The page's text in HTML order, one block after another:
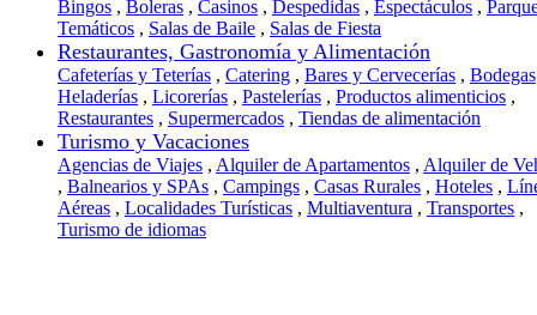
Bingos , Boleras , Casinos , Despedidas , Espectáculos ,
Temáticos , Salas de Baile , Salas de Fiesta
Restaurantes, Gastronomía y Alimentación
Cafeterías y Teterías , Catering , Bares y Cervecerías , Bodegas
Heladerías , Licorerías , Pastelerías , Productos alimenticios ,
Restaurantes , Supermercados , Tiendas de alimentación
Turismo y Vacaciones
Agencias de Viajes , Alquiler de Apartamentos , Alquiler de
, Balnearios y SPAs , Campings , Casas Rurales , Hoteles ,
Aéreas , Localidades Turísticas , Multiaventura , Transportes ,
Turismo de idiomas